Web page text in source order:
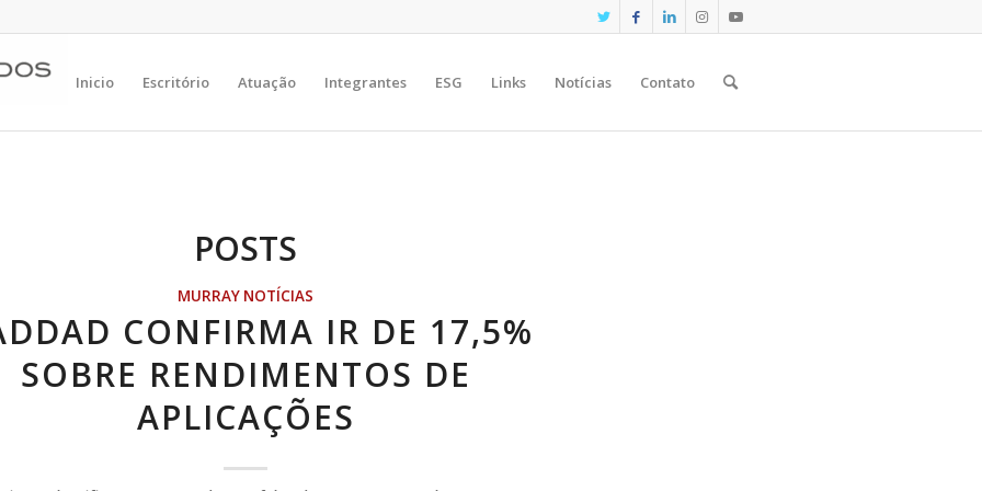
Inicio Escritório Atuação Integrantes ESG Links Notícias Contato
POSTS
MURRAY NOTÍCIAS
CONFIRMA IR DE 17,5%
SOBRE RENDIMENTOS DE
APLICAÇÕES